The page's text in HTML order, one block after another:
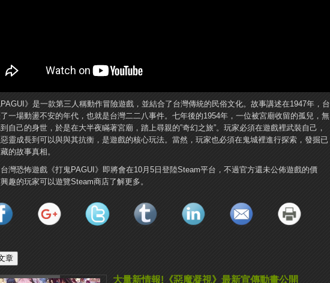
PAGUI》是一款第三人稱動作冒險遊戲，並結合了台灣傳統的民俗文化。故事講述在1947年，台
一場動盪不安的年代，也就是台灣二二八事件。七年後的1954年，一位被宮廟收留的孤兒，無
自己的身世，於是在大半夜瞞著宮廟，踏上尋親的”奇幻之旅”。玩家必須在遊戲裡武裝自己，
靈成長到可以與與其抗衡，是遊戲的核心玩法。當然，玩家也必須在鬼城裡進行探索，發掘已
的故事真相。
灣恐怖遊戲《打鬼PAGUI》即將會在10月5日登陸Steam平台，不過官方還未公佈遊戲的價
趣的玩家可以遊覽Steam商店了解更多。
大量新情報!《惡魔凝視》最新宣傳動畫公開